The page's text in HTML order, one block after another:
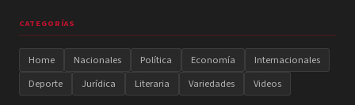
CATEGORÍAS
Home Nacionales Política Economía
Internacionales
Deporte
Jurídica Literaria Variedades Videos